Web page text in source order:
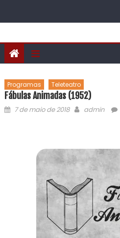
Programas Teleteatro
Fábulas Animadas (1952)
7 de maio de 2018 admin